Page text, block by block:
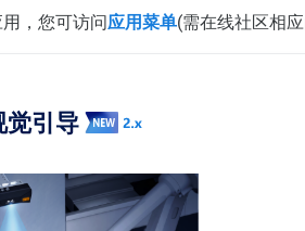
，您可访问应用菜单(需在线社区相
觉引导